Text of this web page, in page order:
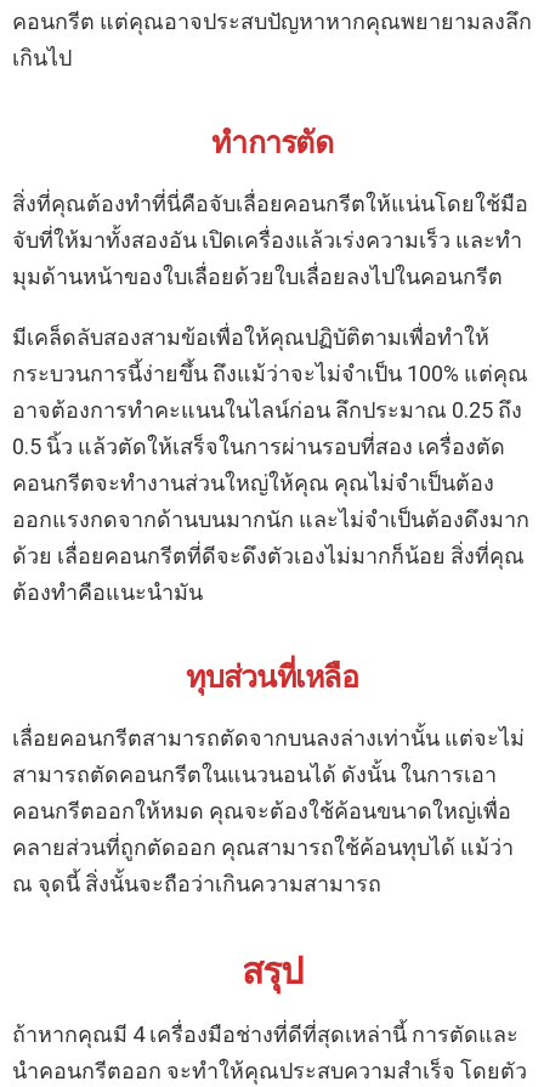
คอนกรีต แต่คุณอาจประสบปัญหาหากคุณพยายามลงลึก
เกินไป
ทำการตัด
สิ่งที่คุณต้องทำที่นี่คือจับเลื่อยคอนกรีตให้แน่นโดยใช้มือ
จับที่ให้มาทั้งสองอัน เปิดเครื่องแล้วเร่งความเร็ว และทำ
มุมด้านหน้าของใบเลื่อยด้วยใบเลื่อยลงไปในคอนกรีต
มีเคล็ดลับสองสามข้อเพื่อให้คุณปฏิบัติตามเพื่อทำให้
กระบวนการนี้ง่ายขึ้น ถึงแม้ว่าจะไม่จำเป็น 100% แต่คุณ
อาจต้องการทำคะแนนในไลน์ก่อน ลึกประมาณ 0.25 ถึง
0.5 นิ้ว แล้วตัดให้เสร็จในการผ่านรอบที่สอง เครื่องตัด
คอนกรีตจะทำงานส่วนใหญ่ให้คุณ คุณไม่จำเป็นต้อง
ออกแรงกดจากด้านบนมากนัก และไม่จำเป็นต้องดึงมาก
ด้วย เลื่อยคอนกรีตที่ดีจะดึงตัวเองไม่มากก็น้อย สิ่งที่คุณ
ต้องทำคือแนะนำมัน
ทุบส่วนที่เหลือ
เลื่อยคอนกรีตสามารถตัดจากบนลงล่างเท่านั้น แต่จะไม่
สามารถตัดคอนกรีตในแนวนอนได้ ดังนั้น ในการเอา
คอนกรีตออกให้หมด คุณจะต้องใช้ค้อนขนาดใหญ่เพื่อ
คลายส่วนที่ถูกตัดออก คุณสามารถใช้ค้อนทุบได้ แม้ว่า
ณ จุดนี้ สิ่งนั้นจะถือว่าเกินความสามารถ
สรุป
ถ้าหากคุณมี 4 เครื่องมือช่างที่ดีที่สุดเหล่านี้ การตัดและ
นำคอนกรีตออก จะทำให้คุณประสบความสำเร็จ โดยตัว